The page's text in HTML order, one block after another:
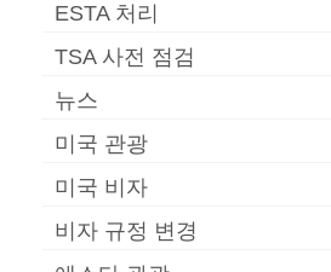
ESTA 처리
TSA 사전 점검
뉴스
미국 관광
미국 비자
비자 규정 변경